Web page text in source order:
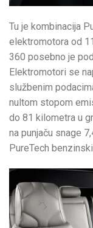
Tu je kombinacija
elektromotora od
360 posebno je
Elektromotori se
službenim
nultom stopom
do 81 kilometra u
na punjaču snage
PureTech